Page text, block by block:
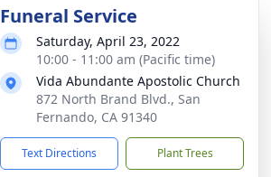
Funeral Service
Saturday, April 23, 2022
10:00 - 11:00 am (Pacific time)
Vida Abundante Apostolic Church
872 North Brand Blvd., San
Fernando, CA 91340
Text Directions Plant Trees